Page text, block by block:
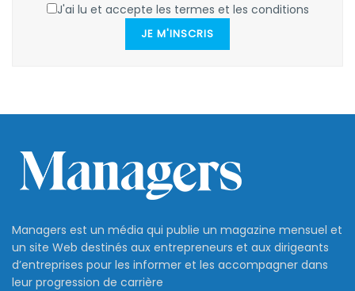
J'ai lu et accepte les termes et les conditions
JE M'INSCRIS
Managers est un média qui publie un magazine mensuel et
un site Web destinés aux entrepreneurs et aux dirigeants
d’entreprises pour les informer et les accompagner dans
leur progression de carrière